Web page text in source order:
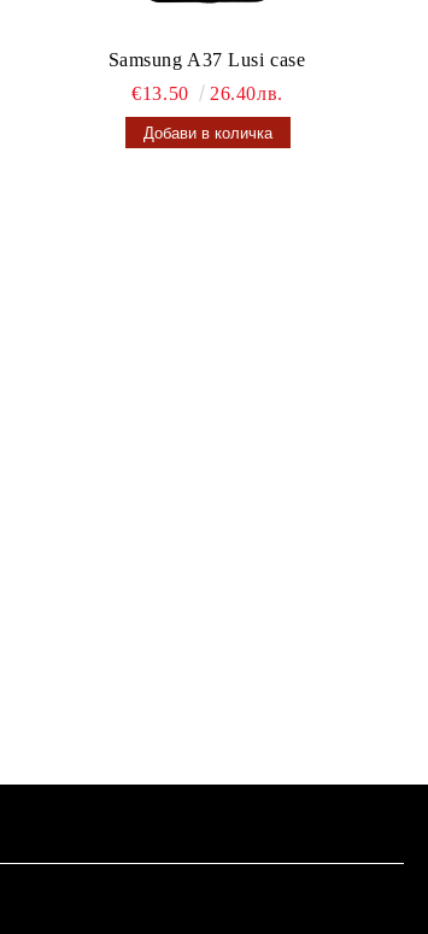
Samsung A37 Lusi case
€13.50
26.40лв.